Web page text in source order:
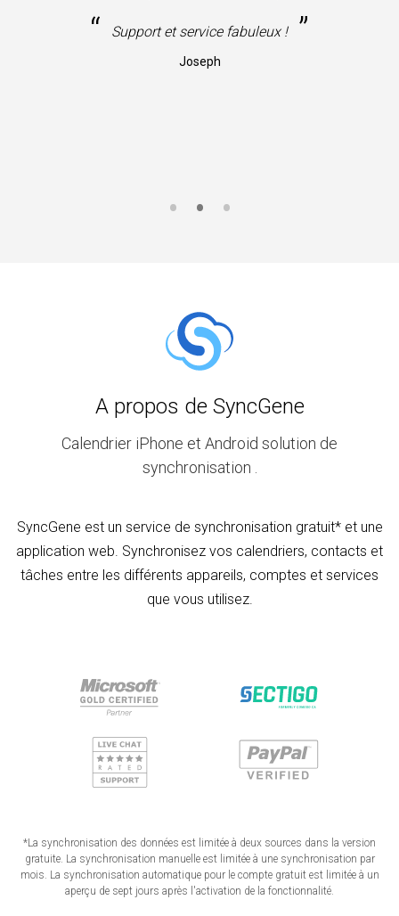
“ Support et service fabuleux ! ”
Joseph
A propos de SyncGene
Calendrier iPhone et Android solution de
synchronisation .
SyncGene est un service de synchronisation gratuit* et une
application web. Synchronisez vos calendriers, contacts et
tâches entre les différents appareils, comptes et services
que vous utilisez.
*La synchronisation des données est limitée à deux sources dans la version
gratuite. La synchronisation manuelle est limitée à une synchronisation par
mois. La synchronisation automatique pour le compte gratuit est limitée à un
aperçu de sept jours après l'activation de la fonctionnalité.